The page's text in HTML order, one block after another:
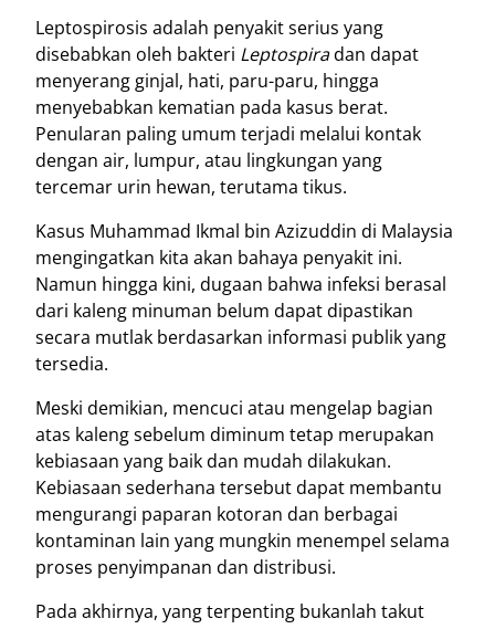
Leptospirosis adalah penyakit serius yang
disebabkan oleh bakteri Leptospiradan dapat
menyerang ginjal, hati, paru-paru, hingga
menyebabkan kematian pada kasus berat.
Penularan paling umum terjadi melalui kontak
dengan air, lumpur, atau lingkungan yang
tercemar urin hewan, terutama tikus.
Kasus Muhammad Ikmal bin Azizuddin di Malaysia
mengingatkan kita akan bahaya penyakit ini.
Namun hingga kini, dugaan bahwa infeksi berasal
dari kaleng minuman belum dapat dipastikan
secara mutlak berdasarkan informasi publik yang
tersedia.
Meski demikian, mencuci atau mengelap bagian
atas kaleng sebelum diminum tetap merupakan
kebiasaan yang baik dan mudah dilakukan.
Kebiasaan sederhana tersebut dapat membantu
mengurangi paparan kotoran dan berbagai
kontaminan lain yang mungkin menempel selama
proses penyimpanan dan distribusi.
Pada akhirnya, yang terpenting bukanlah takut